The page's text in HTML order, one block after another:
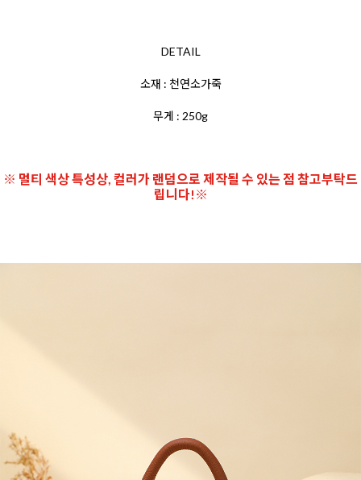
DETAIL
소재 : 천연소가죽
무게 : 250g
※ 멀티 색상 특성상, 컬러가 랜덤으로 제작될 수 있는 점 참고부탁드
립니다!※